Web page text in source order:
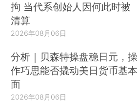
拘 当代系创始人因何此时被
清算
2026年08月06日
分析｜贝森特操盘稳日元，操
作巧思能否撬动美日货币基本
面
2026年08月06日